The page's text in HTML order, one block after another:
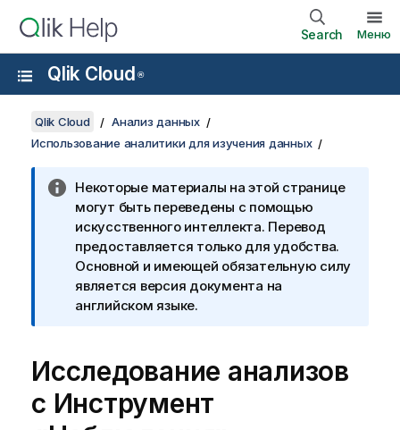
Search Меню
Qlik Cloud ®
Qlik Cloud
Анализ данных
Использование аналитики для изучения данных
Некоторые материалы на этой странице
могут быть переведены с помощью
искусственного интеллекта. Перевод
предоставляется только для удобства.
Основной и имеющей обязательную силу
является версия документа на
английском языке.
Исследование анализов
с Инструмент